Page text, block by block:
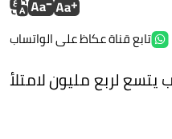
تابع قناة عكاظ على الواتساب
يتسع لربع مليون لامتلأ